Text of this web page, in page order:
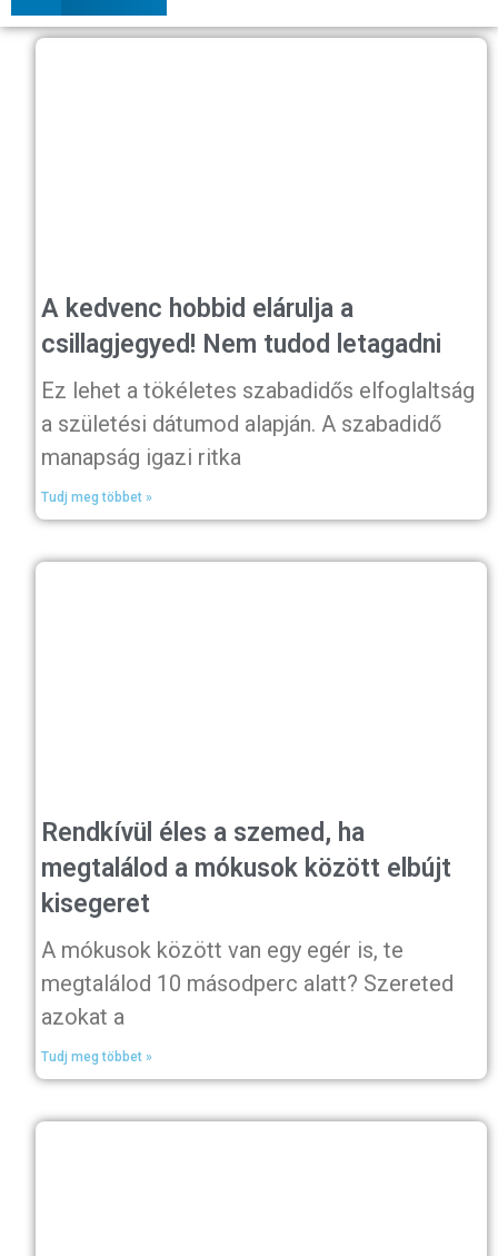
A kedvenc hobbid elárulja a
csillagjegyed! Nem tudod letagadni
Ez lehet a tökéletes szabadidős elfoglaltság
a születési dátumod alapján. A szabadidő
manapság igazi ritka
Tudj meg többet »
Rendkívül éles a szemed, ha
megtalálod a mókusok között elbújt
kisegeret
A mókusok között van egy egér is, te
megtalálod 10 másodperc alatt? Szereted
azokat a
Tudj meg többet »